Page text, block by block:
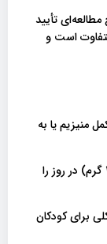
تأیید
است و
منیزیم یا به
اکثر برندها مصرف 2 تا 6 قاشق چایخوری (10 تا 30 گرم) در روز را
10 گرم) به طور کلی برای کودکان